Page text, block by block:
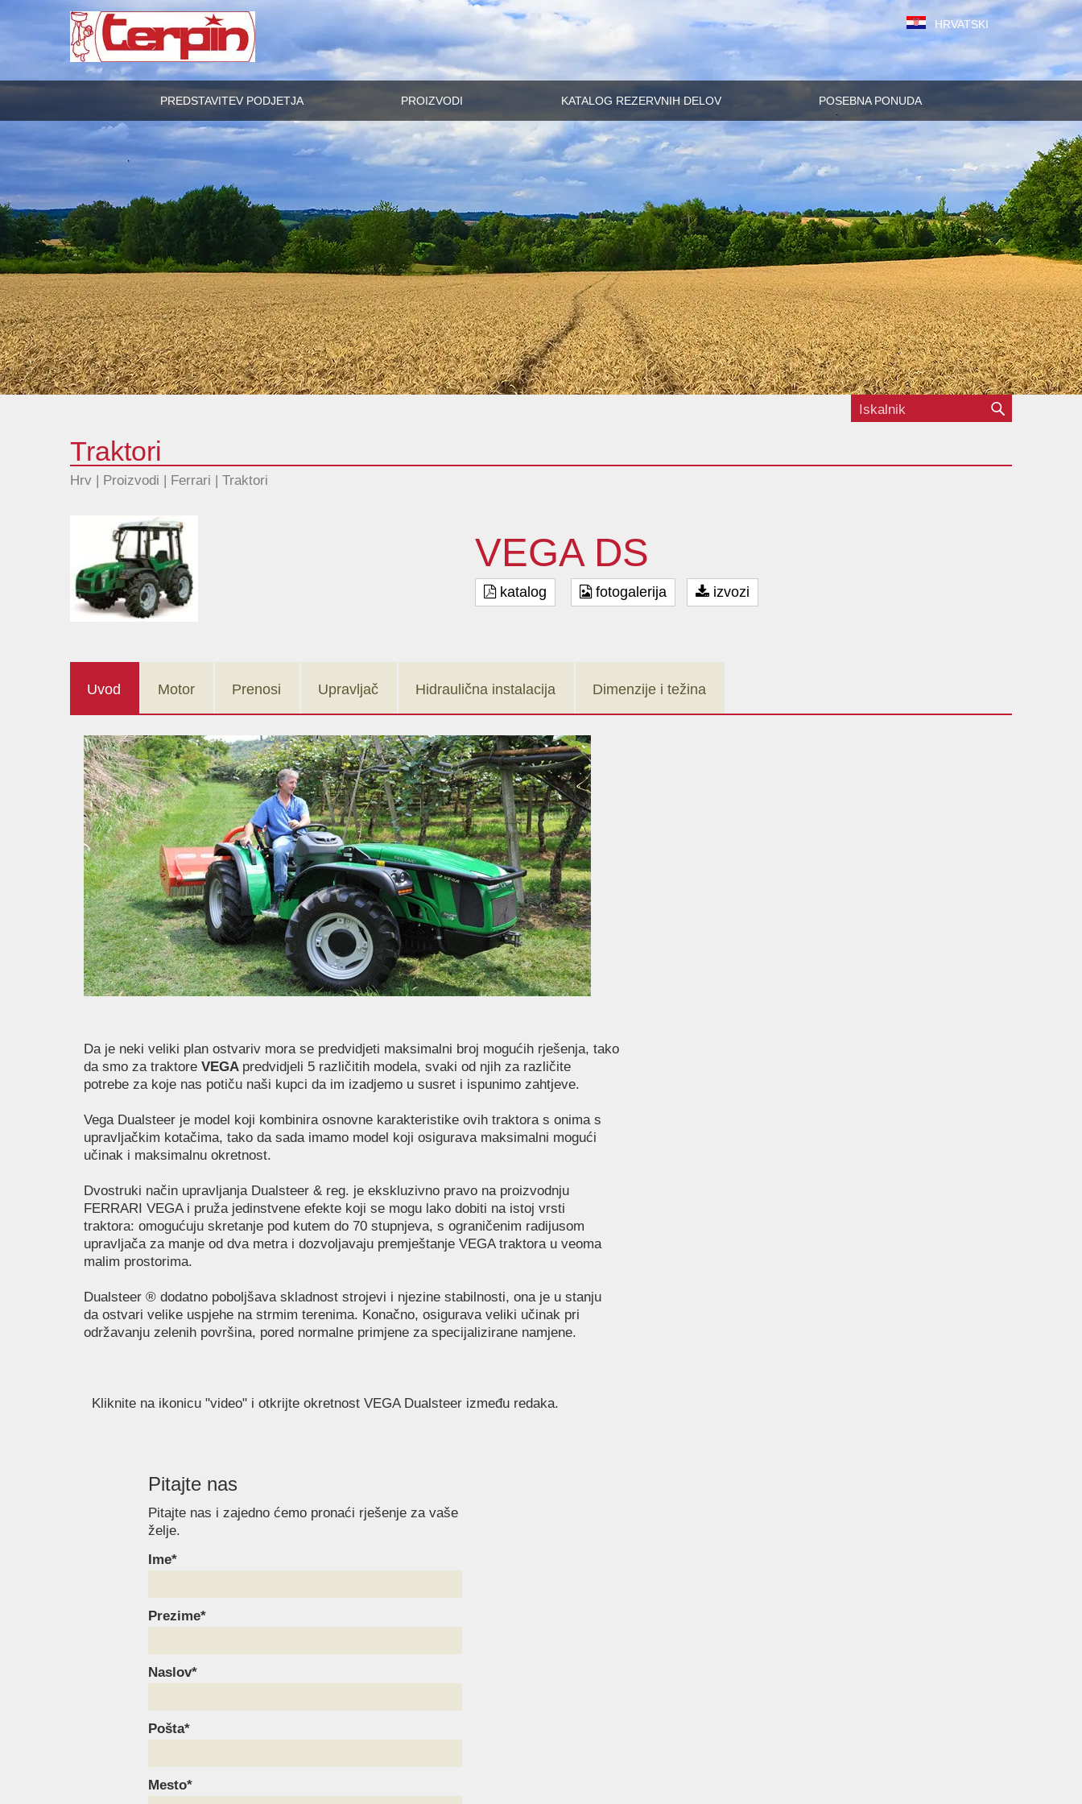
PREDSTAVITEV PODJETJA PROIZVODI KATALOG REZERVNIH DELOV POSEBNA PONUDA
HRVATSKI
Traktori
Hrv | Proizvodi | Ferrari | Traktori
VEGA DS
katalog fotogalerija izvozi
Uvod Motor Prenosi Upravljač Hidraulična instalacija Dimenzije i težina
Da je neki veliki plan ostvariv mora se predvidjeti maksimalni broj mogućih rješenja, tako
da smo za traktore VEGA predvidjeli 5 različitih modela, svaki od njih za različite
potrebe za koje nas potiču naši kupci da im izadjemo u susret i ispunimo zahtjeve.
Vega Dualsteer je model koji kombinira osnovne karakteristike ovih traktora s onima s
upravljačkim kotačima, tako da sada imamo model koji osigurava maksimalni mogući
učinak i maksimalnu okretnost.
Dvostruki način upravljanja Dualsteer & reg. je ekskluzivno pravo na proizvodnju
FERRARI VEGA i pruža jedinstvene efekte koji se mogu lako dobiti na istoj vrsti
traktora: omogućuju skretanje pod kutem do 70 stupnjeva, s ograničenim radijusom
upravljača za manje od dva metra i dozvoljavaju premještanje VEGA traktora u veoma
malim prostorima.
Dualsteer ® dodatno poboljšava skladnost strojevi i njezine stabilnosti, ona je u stanju
da ostvari velike uspjehe na strmim terenima. Konačno, osigurava veliki učinak pri
održavanju zelenih površina, pored normalne primjene za specijalizirane namjene.
Kliknite na ikonicu "video" i otkrijte okretnost VEGA Dualsteer između redaka.
Pitajte nas
Pitajte nas i zajedno ćemo pronaći rješenje za vaše
želje.
Ime*
Prezime*
Naslov*
Pošta*
Mesto*